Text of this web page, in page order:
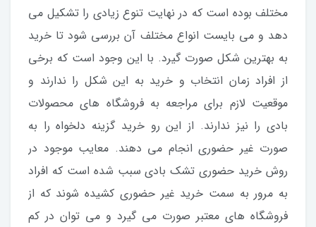
مختلف بوده است که در نهایت تنوع زیادی را تشکیل می
دهد و می بایست انواع مختلف آن بررسی شود تا خرید
به بهترین شکل صورت گیرد. با این وجود است که برخی
از افراد زمان انتخاب و خرید به این شکل را ندارند و
موقعیت لازم برای مراجعه به فروشگاه های محصولات
بادی را نیز ندارند. از این رو خرید گزینه دلخواه را به
صورت غیر حضوری انجام می دهند. معایب موجود در
روش خرید حضوری تشک بادی سبب شده است که افراد
به مرور به سمت خرید غیر حضوری کشیده شوند که از
فروشگاه های معتبر صورت می گیرد و می توان در کم